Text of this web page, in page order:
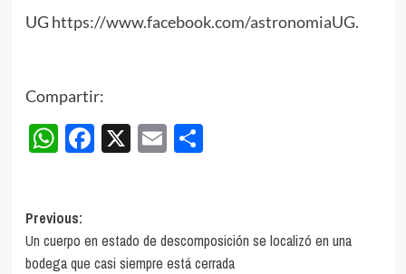
UG https://www.facebook.com/astronomiaUG.
Compartir:
WhatsApp
Facebook
X EmailCompartir
Post
navigation
Previous:
Un cuerpo en estado de descomposición se localizó en una
bodega que casi siempre está cerrada